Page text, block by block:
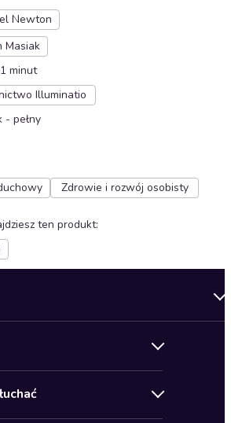
Newton
Masiak
minut
Illuminatio
- pełny
Zdrowie i rozwój osobisty
ten produkt: